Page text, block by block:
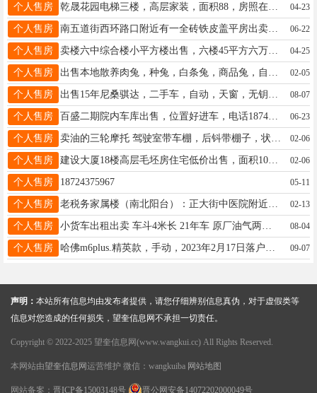
个人售房 乾晟花园电梯三楼，高层家装，面积88，房照在手随时过户。有意者电话微信15004555599 04-23
个人售房 南五道街西环路口附近有一全砖铁皮盖平房出卖，面积96平米，交通便利，电话15546563384 06-22
个人售房 卖楼六中综合楼小平方楼出售，六楼45平方六万八。适合陪读和日租房。中介勿扰联系电话13039956190 04-25
个人售房 02-05
个人售房 08-07
个人售房 百盛二期院内车库出售，位置好进车，电话18745554088 06-23
个人售房 02-06
个人售房 建设大厦18楼高层毛坯房住宅低价出售，面积109.83平米，外送7平米冷阳台，有意者电联13522584513 微信同号 02-06
个人售房 18724375967 05-11
个人售房 02-13
个人售房 08-04
个人售房 09-07
声明： 本站所有信息均由发布者提供，请您仔细辨别信息真伪，对于虚假类等
信息对您造成的任何损失，望奎信息网不承担一切责任。
Copyright © 2022-2025 望奎信息网(www.wangkui.cc) All Rights Reserved.
本网站由望奎信息网 运营维护 微信：wangkuiba 网站地图
网站备案： 晋ICP备15003148号 晋公网安备14072202000049号